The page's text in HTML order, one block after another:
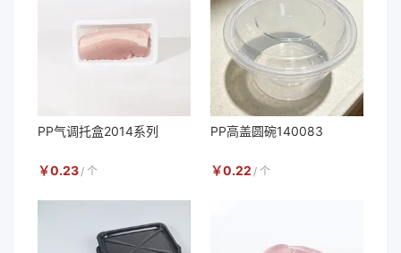
PP气调托盒2014系列
￥0.23/ 个
PP高盖圆碗140083
￥0.22 / 个